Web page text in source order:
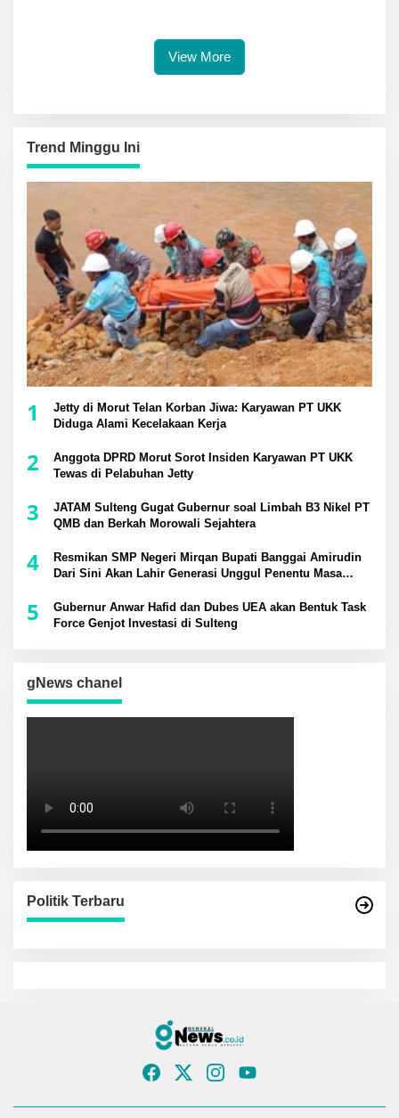
View More
Trend Minggu Ini
1
Jetty di Morut Telan Korban Jiwa: Karyawan PT UKK
Diduga Alami Kecelakaan Kerja
2
Anggota DPRD Morut Sorot Insiden Karyawan PT UKK
Tewas di Pelabuhan Jetty
3
JATAM Sulteng Gugat Gubernur soal Limbah B3 Nikel PT
QMB dan Berkah Morowali Sejahtera
4
Resmikan SMP Negeri Mirqan Bupati Banggai Amirudin
Dari Sini Akan Lahir Generasi Unggul Penentu Masa
5
Gubernur Anwar Hafid dan Dubes UEA akan Bentuk Task
Force Genjot Investasi di Sulteng
gNews chanel
Politik Terbaru